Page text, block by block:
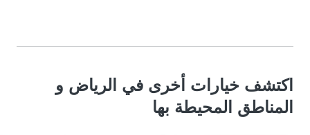
اكتشف خيارات أخرى في الرياض و
المناطق المحيطة بها